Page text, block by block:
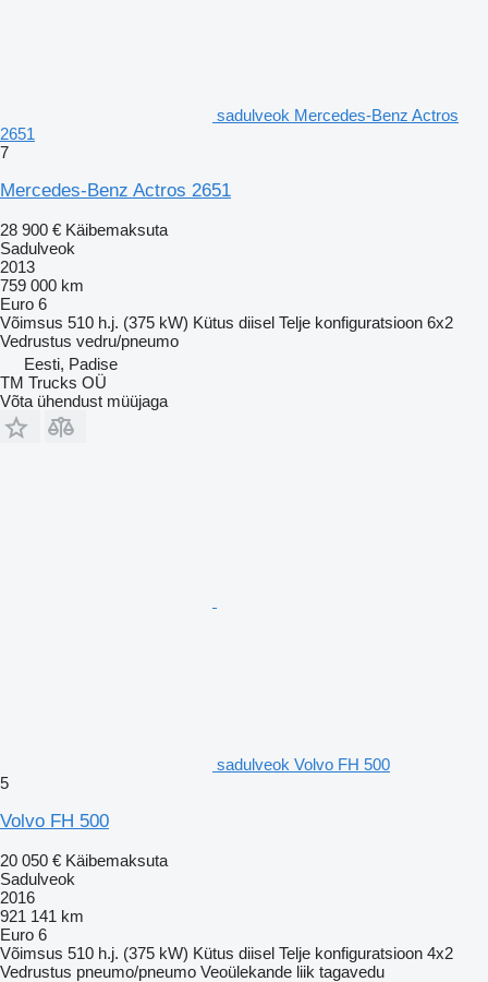
sadulveok Mercedes-Benz Actros
2651
7
Mercedes-Benz Actros 2651
28 900 € Käibemaksuta
Sadulveok
2013
759 000 km
Euro 6
Võimsus 510 h.j. (375 kW) Kütus diisel Telje konfiguratsioon 6x2
Vedrustus vedru/pneumo
Eesti, Padise
TM Trucks OÜ
Võta ühendust müüjaga
sadulveok Volvo FH 500
5
Volvo FH 500
20 050 € Käibemaksuta
Sadulveok
2016
921 141 km
Euro 6
Võimsus 510 h.j. (375 kW) Kütus diisel Telje konfiguratsioon 4x2
Vedrustus pneumo/pneumo Veoülekande liik tagavedu